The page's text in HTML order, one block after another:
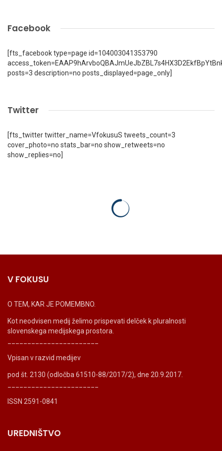
Facebook
[fts_facebook type=page id=104003041353790
posts=3 description=no posts_displayed=page_only]
Twitter
[fts_twitter twitter_name=VfokusuS tweets_count=3
cover_photo=no stats_bar=no show_retweets=no
show_replies=no]
V FOKUSU
O TEM, KAR JE POMEMBNO.
Kot neodvisen medij želimo prispevati delček k pluralnosti
slovenskega medijskega prostora.
Vpisan v razvid medijev
pod št. 2130 (odločba 61510-88/2017/2), dne 20.9.2017.
ISSN 2591-0841
UREDNIŠTVO